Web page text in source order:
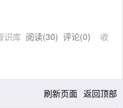
识库 阅读(30) 评论(0) 收
刷新页面 返回顶部